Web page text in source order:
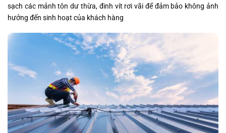
sạch các mảnh tôn dư thừa, đinh vít rơi vãi để đảm bảo không ảnh
hưởng đến sinh hoạt của khách hàng